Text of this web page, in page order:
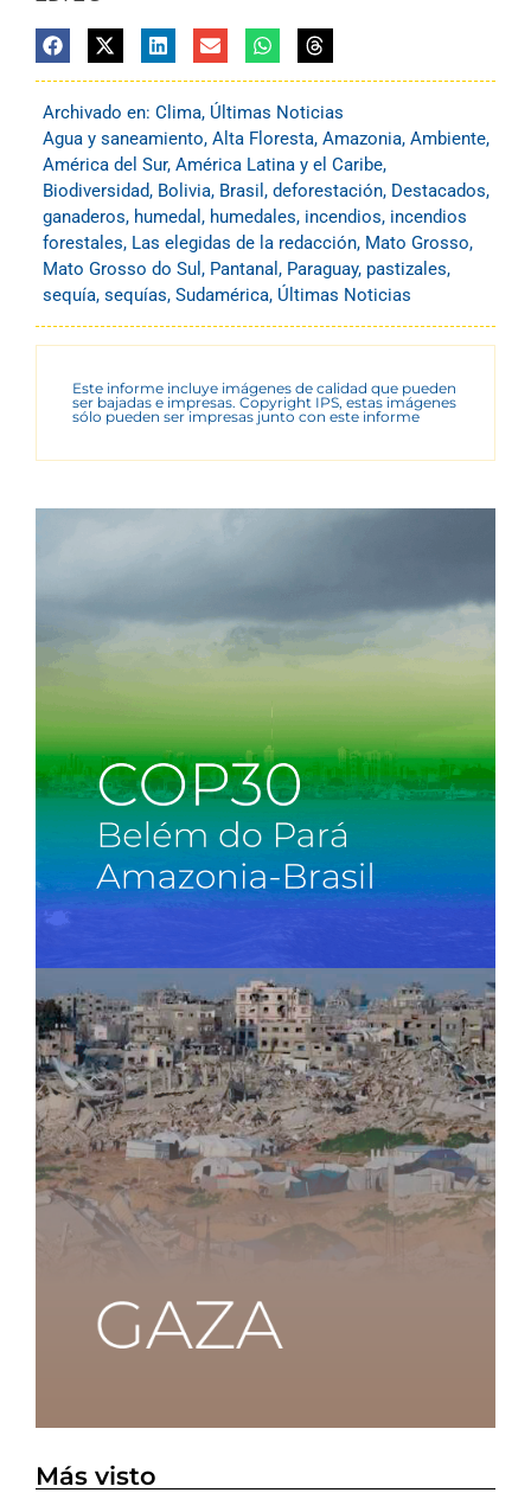
Archivado en: Clima, Últimas Noticias
Agua y saneamiento, Alta Floresta, Amazonia, Ambiente,
América del Sur, América Latina y el Caribe,
Biodiversidad, Bolivia, Brasil , deforestación, Destacados,
ganaderos, humedal , humedales, incendios, incendios
forestales, Las elegidas de la redacción, Mato Grosso,
Mato Grosso do Sul , Pantanal , Paraguay, pastizales,
sequía, sequías, Sudamérica, Últimas Noticias
Este informe incluye imágenes de calidad que pueden
ser bajadas e impresas. Copyright IPS, estas imágenes
sólo pueden ser impresas junto con este informe
Más visto